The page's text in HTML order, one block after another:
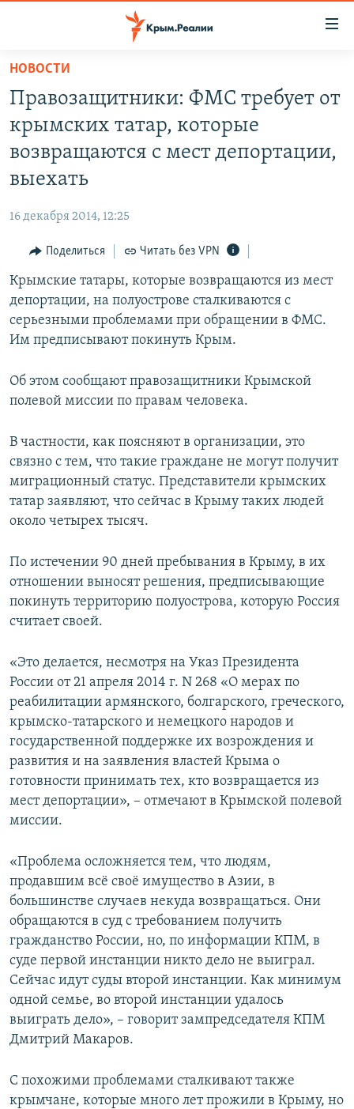
Вернуться
основному
содержанию
Вернутся
главной
Вернутся
поиску
СПЕЦПРОЕКТЫ
ВОДА
ИНТЕРАКТИВ
ИНФОГРАФИКА
ТЕЛЕПРОЕКТ КРЫМ.РЕАЛИИ
СОВЕТЫ ПРАВОЗАЩИТНИКОВ
ПРОПАВШИЕ БЕЗ ВЕСТИ
КРЫМ.НЕПОКОРЕННЫЙ
РАДІО СВОБОДА
КАК ОБОЙТИ БЛОКИРОВКУ
Українською
Qırımtatar
Все сайты RFE/RL
НОВОСТИ
Правозащитники: ФМС требует от
крымских татар, которые
возвращаются с мест депортации,
выехать
16 декабря 2014, 12:25
Поделиться Читать без VPN
Крымские татары, которые возвращаются из мест
депортации, на полуострове сталкиваются с
серьезными проблемами при обращении в ФМС.
Им предписывают покинуть Крым.
Об этом сообщают правозащитники Крымской
полевой миссии по правам человека.
В частности, как поясняют в организации, это
связно с тем, что такие граждане не могут получит
миграционный статус. Представители крымских
татар заявляют, что сейчас в Крыму таких людей
около четырех тысяч.
По истечении 90 дней пребывания в Крыму, в их
отношении выносят решения, предписывающие
покинуть территорию полуострова, которую Россия
считает своей.
«Это делается, несмотря на Указ Президента
России от 21 апреля 2014 г. N 268 «О мерах по
реабилитации армянского, болгарского, греческого,
крымско-татарского и немецкого народов и
государственной поддержке их возрождения и
развития и на заявления властей Крыма о
готовности принимать тех, кто возвращается из
мест депортации», – отмечают в Крымской полевой
миссии.
«Проблема осложняется тем, что людям,
продавшим всё своё имущество в Азии, в
большинстве случаев некуда возвращаться. Они
обращаются в суд с требованием получить
гражданство России, но, по информации КПМ, в
суде первой инстанции никто дело не выиграл.
Сейчас идут суды второй инстанции. Как минимум
одной семье, во второй инстанции удалось
выиграть дело», – говорит зампредседателя КПМ
Дмитрий Макаров.
С похожими проблемами сталкивают также
крымчане, которые много лет прожили в Крыму, но